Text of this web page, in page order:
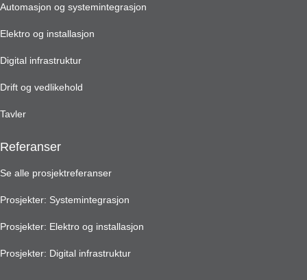
Automasjon og systemintegrasjon
Elektro og installasjon
Digital infrastruktur
Drift og vedlikehold
Tavler
Referanser
Se alle prosjektreferanser
Prosjekter: Systemintegrasjon
Prosjekter: Elektro og installasjon
Prosjekter: Digital infrastruktur